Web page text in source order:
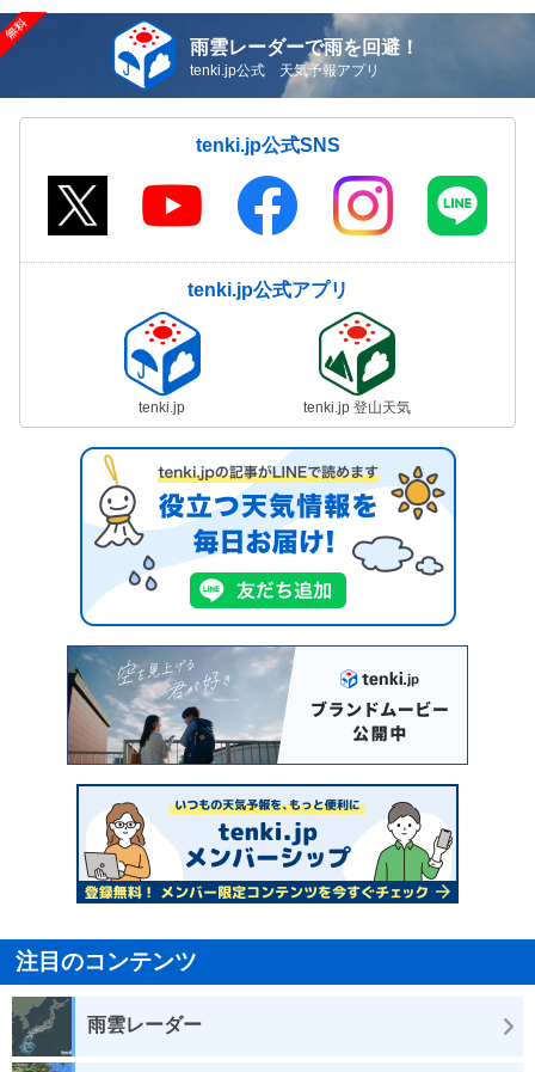
雨雲レーダーで雨を回避！
tenki.jp公式 天気予報アプリ
tenki.jp公式SNS
tenki.jp公式アプリ
tenki.jp tenki.jp 登山天気
注目のコンテンツ
雨雲レーダー